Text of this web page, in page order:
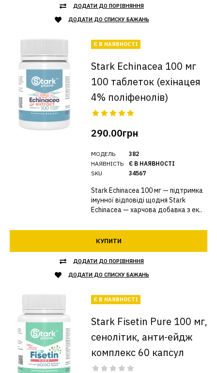
ДОДАТИ ДО ПОРІВНЯННЯ
ДОДАТИ ДО СПИСКУ БАЖАНЬ
Є В НАЯВНОСТІ
Stark Echinacea 100 мг
100 таблеток (ехінацея
4% поліфенолів)
290.00грн
МОДЕЛЬ
НАЯВНІСТЬ
SKU
382
Є В НАЯВНОСТІ
34567
Stark Echinacea 100 мг — підтримка
імунної відповіді щодня Stark
Echinacea — харчова добавка з ек..
КУПИТИ
ДОДАТИ ДО ПОРІВНЯННЯ
ДОДАТИ ДО СПИСКУ БАЖАНЬ
Є В НАЯВНОСТІ
Stark Fisetin Pure 100 мг,
сенолітик, анти-ейдж
комплекс 60 капсул